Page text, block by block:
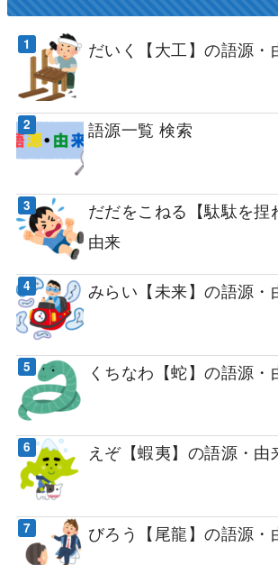
だいく【大工】の語源・
語源一覧 検索
だだをこねる【駄駄を捏
由来
みらい【未来】の語源・
くちなわ【蛇】の語源・
えぞ【蝦夷】の語源・由
びろう【尾龍】の語源・